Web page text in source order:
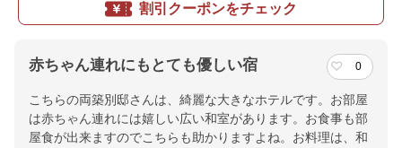
割引クーポンをチェック
赤ちゃん連れにもとても優しい宿 0
こちらの両築別邸さんは、綺麗な大きなホテルです。お部屋
は赤ちゃん連れには嬉しい広い和室があります。お食事も部
屋食が出来ますのでこちらも助かりますよね。お料理は、和